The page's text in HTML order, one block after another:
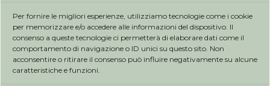
Per fornire le migliori esperienze, utilizziamo tecnologie come i cookie
per memorizzare e/o accedere alle informazioni del dispositivo. Il
consenso a queste tecnologie ci permetterà di elaborare dati come il
comportamento di navigazione o ID unici su questo sito. Non
acconsentire o ritirare il consenso può influire negativamente su alcune
caratteristiche e funzioni.